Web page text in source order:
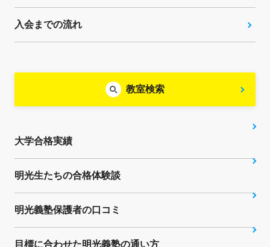
入会までの流れ
教室検索
大学合格実績
明光生たちの合格体験談
明光義塾保護者の口コミ
目標に合わせた明光義塾の通い方